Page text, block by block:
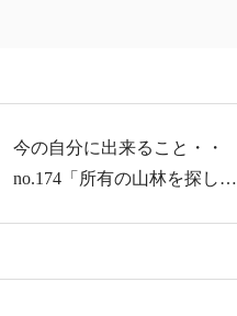
今の自分に出来ること・・
no.174「所有の山林を探し…